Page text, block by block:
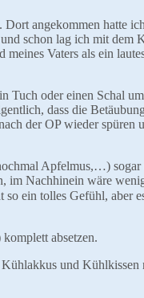
angekommen hatte
schon lag ich mit dem
Vaters als ein
Tuch oder einen Schal
dass die
der OP wieder spüren
Apfelmus,…) sogar
im Nachhinein wäre
ein tolles Gefühl, aber
absetzen.
und Kühlkissen